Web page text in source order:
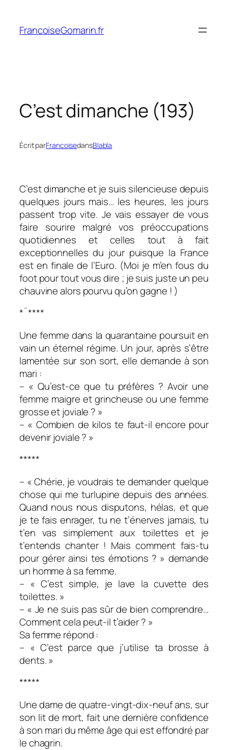
contenu
FrancoiseGomarin.fr
C’est dimanche (193)
Écrit parFrancoisedansBlabla
C’est dimanche et je suis silencieuse depuis
quelques jours mais… les heures, les jours
passent trop vite. Je vais essayer de vous
faire sourire malgré vos préoccupations
quotidiennes et celles tout à fait
exceptionnelles du jour puisque la France
est en finale de l’Euro. (Moi je m’en fous du
foot pour tout vous dire ; je suis juste un peu
chauvine alors pourvu qu’on gagne ! )
*¨****
Une femme dans la quarantaine poursuit en
vain un éternel régime. Un jour, après s’être
lamentée sur son sort, elle demande à son
mari :
– « Qu’est-ce que tu préfères ? Avoir une
femme maigre et grincheuse ou une femme
grosse et joviale ? »
– « Combien de kilos te faut-il encore pour
devenir joviale ? »
*****
– « Chérie, je voudrais te demander quelque
chose qui me turlupine depuis des années.
Quand nous nous disputons, hélas, et que
je te fais enrager, tu ne t’énerves jamais, tu
t’en vas simplement aux toilettes et je
t’entends chanter ! Mais comment fais-tu
pour gérer ainsi tes émotions ? » demande
un homme à sa femme.
– « C’est simple, je lave la cuvette des
toilettes. »
– « Je ne suis pas sûr de bien comprendre…
Comment cela peut-il t’aider ? »
Sa femme répond :
– « C’est parce que j’utilise ta brosse à
dents. »
*****
Une dame de quatre-vingt-dix-neuf ans, sur
son lit de mort, fait une dernière confidence
à son mari du même âge qui est effondré par
le chagrin.